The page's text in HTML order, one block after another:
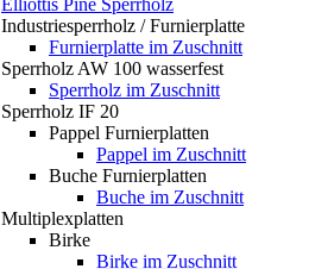
Industriesperrholz / Furnierplatte
Furnierplatte im Zuschnitt
Sperrholz AW 100 wasserfest
Sperrholz im Zuschnitt
Sperrholz IF 20
Pappel Furnierplatten
Pappel im Zuschnitt
Buche Furnierplatten
Buche im Zuschnitt
Multiplexplatten
Birke
Birke im Zuschnitt